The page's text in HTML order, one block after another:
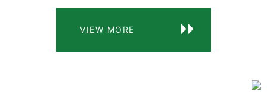
VIEW MORE